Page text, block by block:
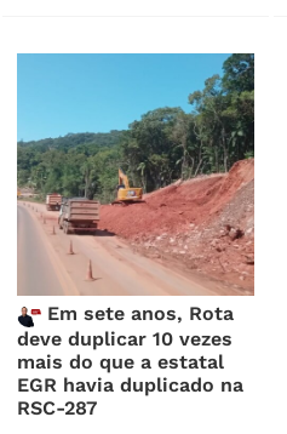
Em sete anos, Rota
deve duplicar 10 vezes
mais do que a estatal
EGR havia duplicado na
RSC-287